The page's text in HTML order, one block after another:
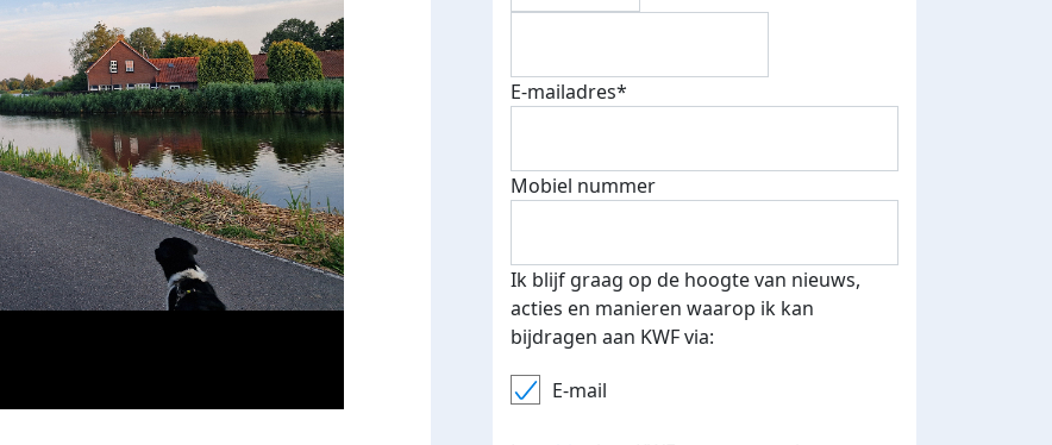
E-mailadres*
Mobiel nummer
Ik blijf graag op de hoogte van nieuws,
acties en manieren waarop ik kan
bijdragen aan KWF via:
E-mail